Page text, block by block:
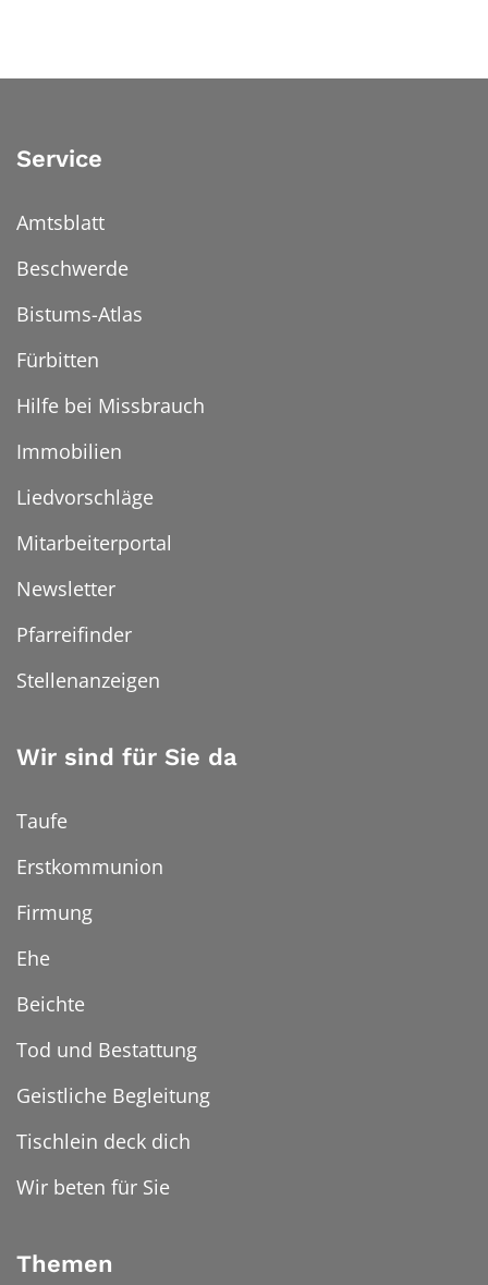
Service
Amtsblatt
Beschwerde
Bistums-Atlas
Fürbitten
Hilfe bei Missbrauch
Immobilien
Liedvorschläge
Mitarbeiterportal
Newsletter
Pfarreifinder
Stellenanzeigen
Wir sind für Sie da
Taufe
Erstkommunion
Firmung
Ehe
Beichte
Tod und Bestattung
Geistliche Begleitung
Tischlein deck dich
Wir beten für Sie
Themen